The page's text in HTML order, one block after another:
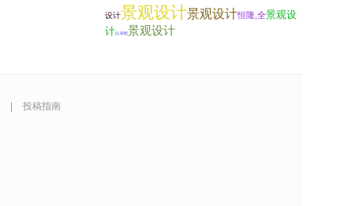
设计景观设计景观设计恒隆,全景观设
计以,装配景观设计
投稿指南